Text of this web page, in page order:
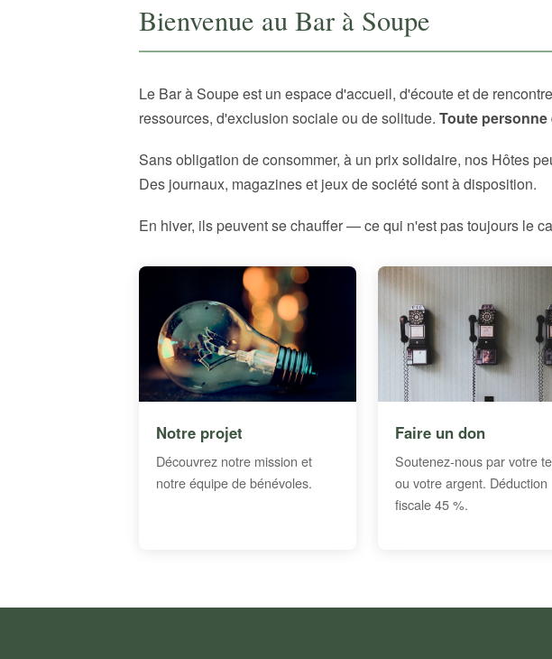
Bienvenue au Bar à Soupe
Le Bar à Soupe est un espace d'accueil, d'écoute et de
ressources, d'exclusion sociale ou de solitude. Toute
Sans obligation de consommer, à un prix solidaire, nos Hôtes
Des journaux, magazines et jeux de société sont à disposition.
En hiver, ils peuvent se chauffer — ce qui n'est pas toujours le
Notre projet
Découvrez notre mission et
notre équipe de bénévoles.
Faire un don
Soutenez-nous par votre
ou votre argent. Déduction
fiscale 45 %.